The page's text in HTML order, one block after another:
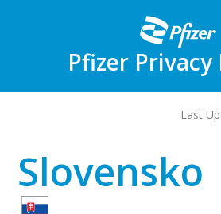
Pfizer
Last
Slovensko